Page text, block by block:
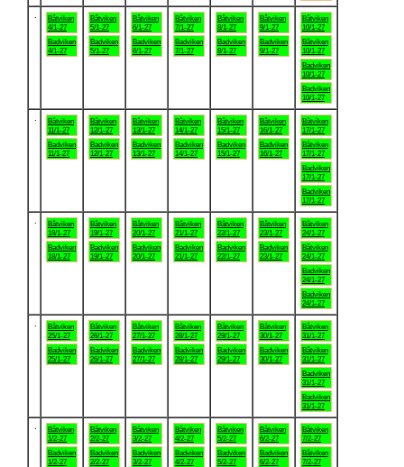
Båtviken
4/1-27
Badviken
4/1-27
Båtviken
5/1-27
Badviken
5/1-27
Båtviken
6/1-27
Badviken
6/1-27
Båtviken
7/1-27
Badviken
7/1-27
Båtviken
8/1-27
Badviken
8/1-27
Båtviken
9/1-27
Badviken
9/1-27
Båtviken
10/1-27
Båtviken
10/1-27
Badviken
10/1-27
Badviken
10/1-27
Båtviken
11/1-27
Badviken
11/1-27
Båtviken
12/1-27
Badviken
12/1-27
Båtviken
13/1-27
Badviken
13/1-27
Båtviken
14/1-27
Badviken
14/1-27
Båtviken
15/1-27
Badviken
15/1-27
Båtviken
16/1-27
Badviken
16/1-27
Båtviken
17/1-27
Båtviken
17/1-27
Badviken
17/1-27
Badviken
17/1-27
Båtviken
18/1-27
Badviken
18/1-27
Båtviken
19/1-27
Badviken
19/1-27
Båtviken
20/1-27
Badviken
20/1-27
Båtviken
21/1-27
Badviken
21/1-27
Båtviken
22/1-27
Badviken
22/1-27
Båtviken
23/1-27
Badviken
23/1-27
Båtviken
24/1-27
Båtviken
24/1-27
Badviken
24/1-27
Badviken
24/1-27
Båtviken
25/1-27
Badviken
25/1-27
Båtviken
26/1-27
Badviken
26/1-27
Båtviken
27/1-27
Badviken
27/1-27
Båtviken
28/1-27
Badviken
28/1-27
Båtviken
29/1-27
Badviken
29/1-27
Båtviken
30/1-27
Badviken
30/1-27
Båtviken
31/1-27
Båtviken
31/1-27
Badviken
31/1-27
Badviken
31/1-27
Båtviken
1/2-27
Badviken
1/2-27
Båtviken
2/2-27
Badviken
2/2-27
Båtviken
3/2-27
Badviken
3/2-27
Båtviken
4/2-27
Badviken
4/2-27
Båtviken
5/2-27
Badviken
5/2-27
Båtviken
6/2-27
Badviken
6/2-27
Båtviken
7/2-27
Båtviken
7/2-27